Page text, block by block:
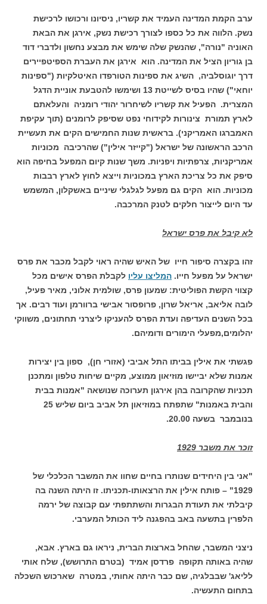
ערב הקמת המדינה העמיד את קשריו, ניסיונו ורכושו לרכישת
נשק. הלווה את כל כספו לצורך רכישת נשק, אירגן את הבאת
האוניה "נורה", שהנשק שלה שימש את מבצע נחשון ולדברי דוד
בן גוריון הציל את המדינה. הוא אירגן את העברת הספיטפיירים
דרך יוגוסלביה, השיג את ספינות הטורפדו האיטלקיות ("ספינות
יוחאי") שהיו בסיס לשייטת 13 ושימשו להטבעת אוניית הדגל
המצרית. הפעיל את קשריו לשיחרור יהודי רומניה והעלאתם
לארץ תמורת צינורות לקידוחי נפט שסיפק לרומנים (תוך עקיפת
האמברגו האמריקני). בראשית שנות החמישים הקים את תעשיית
הרכב הראשונה של ישראל ("קייזר אילין") שהרכיבה מכוניות
אמריקניות, צרפתיות ויפניות. משך שנות קיום המפעל בחיפה הוא
סיפק את כל צריכת הארץ במכוניות וייצא לחוץ לארץ רבבות
מכוניות. הוא הקים גם מפעל לגלגלי שיניים באשקלון, המשמש
עד היום לייצור חלקים לטנק המרכבה.
לא קיבל את פרס ישראל
זהו בקצרה סיפור חייו של האיש שהיה ראוי לקבל מכבר את פרס
ישראל על מפעל חייו. המליצו עליו לקבלת הפרס אישים מכל
קצווי הקשת הפוליטית: שמעון פרס, שולמית אלוני, מאיר פעיל,
לובה אליאב, אריאל שרון, פרופסור אבישי ברוורמן ועוד רבים. אך
בכל השנים העדיפה ועדת הפרס להעניקו ליצרני תחתונים, משווקי
יהלומים,מפעלי הימורים ודומיהם.
פגשתי את אילין בביתו התל אביבי (אזורי חן), ספון בין יצירות
אמנות שלא יביישו מוזיאון ממוצע, מקיים שיחות טלפון ומתכנן
תכניות שהקרובה בהן אירגון תערוכה שנושאה "אמנות בבית
והבית באמנות" שתפתח במוזיאון תל אביב ביום שליש 25
בנובמבר בשעה 20.00.
זוכר את משבר 1929
"אני בין היחידים שנותרו בחיים שחוו את המשבר הכלכלי של
1929" – פותח אילין את הרצאותו-תכניתו. זו היתה השנה בה
קיבלתי את תעודת הבגרות והשתתפתי עם קבוצה של ירמה
הלפרין בתשעה באב בהפגנה ליד הכותל המערבי.
ניצני המשבר, שהחל בארצות הברית, ניראו גם בארץ. אבא,
שהיה באותה תקופה פרדסן אמיד (בטרם התרושש), שלח אותי
לליאג' שבבלגיה, שם כבר היתה אחותי, במטרה שארכוש השכלה
בתחום התעשיה.